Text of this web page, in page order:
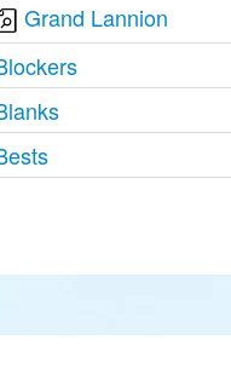
Grand Lannion